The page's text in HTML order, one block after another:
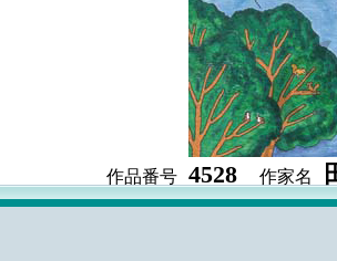
作品番号 4528 作家名